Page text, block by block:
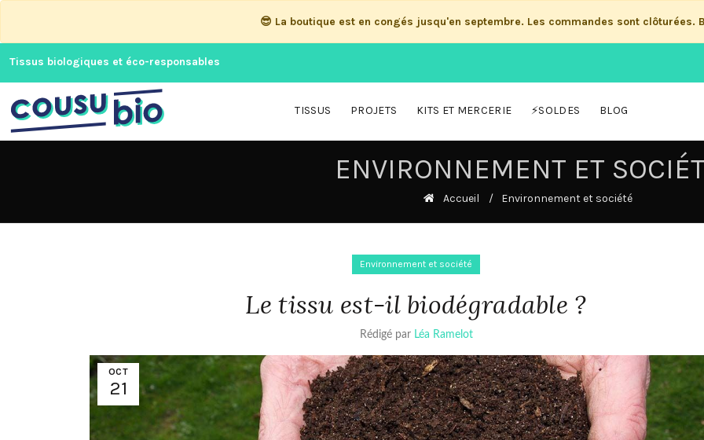
😎 La boutique est en congés jusqu'en septembre. Les commandes sont clôturées.
Tissus biologiques et éco-responsables
TISSUS PROJETS KITS ET MERCERIE ⚡SOLDES BLOG
ENVIRONNEMENT ET
Accueil Environnement et société
Environnement et société
Le tissu est-il biodégradable ?
Rédigé par Léa Ramelot
OCT
21